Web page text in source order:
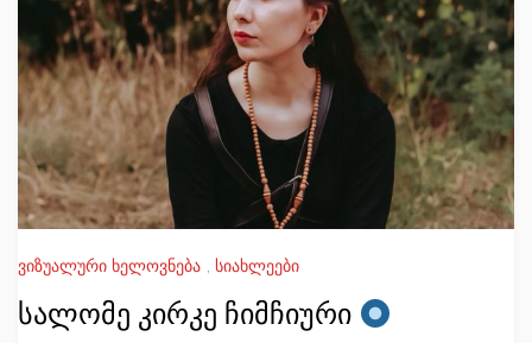
ვიზუალური ხელოვნება , სიახლეები
სალომე კირკე ჩიმჩიური